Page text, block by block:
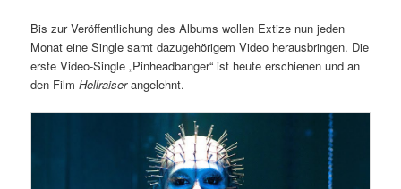
Bis zur Veröffentlichung des Albums wollen Extize nun jeden
Monat eine Single samt dazugehörigem Video herausbringen. Die
erste Video-Single „Pinheadbanger“ ist heute erschienen und an
den FilmHellraiserangelehnt.